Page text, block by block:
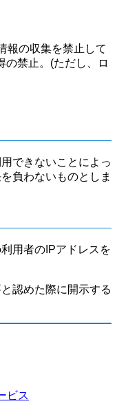
報の収集を禁止して
の禁止。(ただし、ロ
できないことによっ
負わないものとしま
用者のIPアドレスを
認めた際に開示する
ビス